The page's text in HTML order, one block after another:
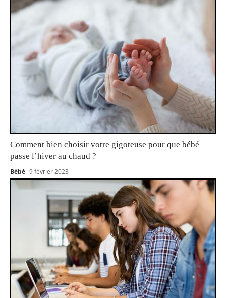
Comment bien choisir votre gigoteuse pour que bébé
passe l’hiver au chaud ?
Bébé 9 février 2023